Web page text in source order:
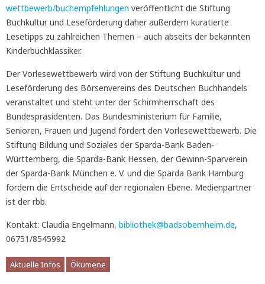
wettbewerb/buchempfehlungen veröffentlicht die Stiftung
Buchkultur und Leseförderung daher außerdem kuratierte
Lesetipps zu zahlreichen Themen – auch abseits der bekannten
Kinderbuchklassiker.
Der Vorlesewettbewerb wird von der Stiftung Buchkultur und
Leseförderung des Börsenvereins des Deutschen Buchhandels
veranstaltet und steht unter der Schirmherrschaft des
Bundespräsidenten. Das Bundesministerium für Familie,
Senioren, Frauen und Jugend fördert den Vorlesewettbewerb. Die
Stiftung Bildung und Soziales der Sparda-Bank Baden-
Württemberg, die Sparda-Bank Hessen, der Gewinn-Sparverein
der Sparda-Bank München e. V. und die Sparda Bank Hamburg
fördern die Entscheide auf der regionalen Ebene. Medienpartner
ist der rbb.
Kontakt: Claudia Engelmann, bibliothek@badsobernheim.de,
06751/8545992
Aktuelle Infos Ökumene